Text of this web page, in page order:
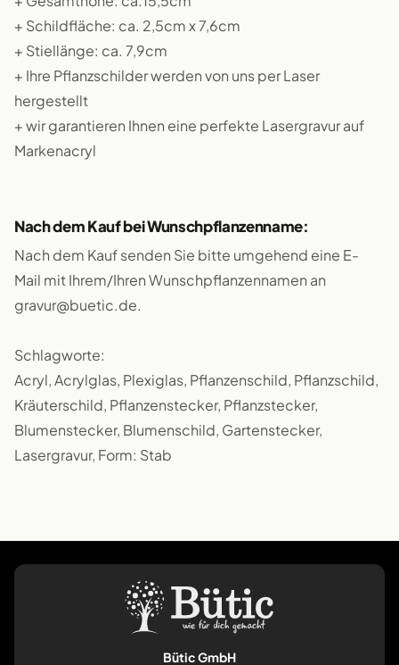
+ Schildfläche: ca. 2,5cm x 7,6cm
+ Stiellänge: ca. 7,9cm
+ Ihre Pflanzschilder werden von uns per Laser
hergestellt
+ wir garantieren Ihnen eine perfekte Lasergravur auf
Markenacryl
Nach dem Kauf bei Wunschpflanzenname:
Nach dem Kauf senden Sie bitte umgehend eine E-
Mail mit Ihrem/Ihren Wunschpflanzennamen an
gravur@buetic.de.
Schlagworte:
Acryl, Acrylglas, Plexiglas, Pflanzenschild, Pflanzschild,
Kräuterschild, Pflanzenstecker, Pflanzstecker,
Blumenstecker, Blumenschild, Gartenstecker,
Lasergravur, Form: Stab
Bütic GmbH